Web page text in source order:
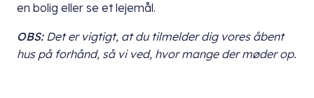
en bolig eller se et lejemål.
OBS: Det er vigtigt, at dutilmelder dig vores åbent
hus på forhånd, så vi ved, hvor mange der møder op.